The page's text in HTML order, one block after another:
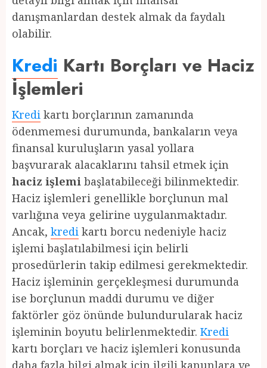
danışmanlardan destek almak da faydalı
olabilir.
Kredi Kartı Borçları ve Haciz
İşlemleri
Kredi kartı borçlarının zamanında
ödenmemesi durumunda, bankaların veya
finansal kuruluşların yasal yollara
başvurarak alacaklarını tahsil etmek için
haciz işlemi başlatabileceği bilinmektedir.
Haciz işlemleri genellikle borçlunun mal
varlığına veya gelirine uygulanmaktadır.
Ancak, kredi kartı borcu nedeniyle haciz
işlemi başlatılabilmesi için belirli
prosedürlerin takip edilmesi gerekmektedir.
Haciz işleminin gerçekleşmesi durumunda
ise borçlunun maddi durumu ve diğer
faktörler göz önünde bulundurularak haciz
işleminin boyutu belirlenmektedir. Kredi
kartı borçları ve haciz işlemleri konusunda
daha fazla bilgi almak için ilgili kanunlara ve